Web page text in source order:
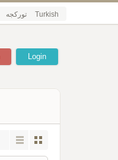
تورکجه Turkish
Login